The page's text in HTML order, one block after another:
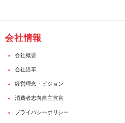
会社情報
会社概要
会社沿革
経営理念・ビジョン
消費者志向自主宣言
プライバシーポリシー